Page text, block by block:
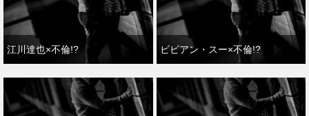
江川達也×不倫!? ビビアン・スー×不倫!?